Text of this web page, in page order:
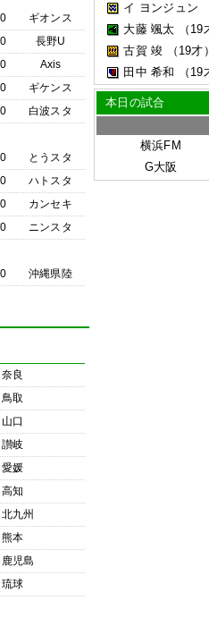
ギオンス
長野U
Axis
ギケンス
白波スタ
とうスタ
ハトスタ
カンセキ
ニンスタ
沖縄県陸
奈良
鳥取
山口
讃岐
愛媛
高知
北九州
熊本
鹿児島
琉球
イ ヨンジュン
大藤 颯太
（19
古賀 竣
（19才）
田中 希和
（19
本日の試合
横浜FM
G大阪